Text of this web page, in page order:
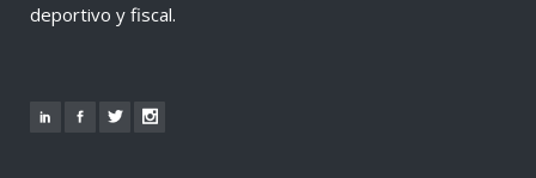
deportivo y fiscal.